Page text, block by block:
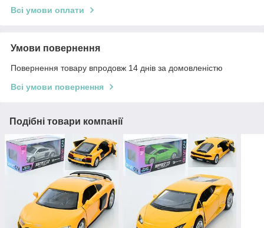
Всі умови оплати
Умови повернення
Повернення товару впродовж 14 днів за домовленістю
Всі умови повернення
Подібні товари компанії